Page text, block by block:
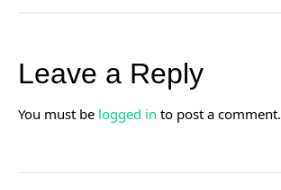
Leave a Reply
You must be logged in to post a comment.